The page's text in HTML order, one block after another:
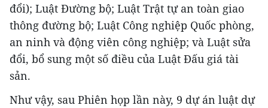
đổi); Luật Đường bộ; Luật Trật tự an toàn giao
thông đường bộ; Luật Công nghiệp Quốc phòng,
an ninh và động viên công nghiệp; và Luật sửa
đổi, bổ sung một số điều của Luật Đấu giá tài
sản.
Như vậy, sau Phiên họp lần này, 9 dự án luật dự